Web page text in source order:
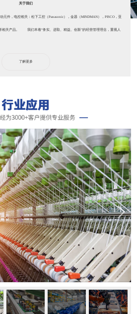
关于我们
件，电控相关：松下工控（Panasonic），金器（MINDMAN），PISCO，亚
相关产品。 我们本着“务实、进取、精益、创新”的经营管理理念，重视人
了解更多